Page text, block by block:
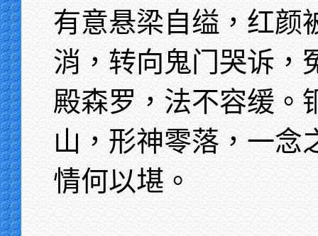
有意悬梁自缢，红颜
消，转向鬼门哭诉，
殿森罗，法不容缓。
山，形神零落，一念
情何以堪。